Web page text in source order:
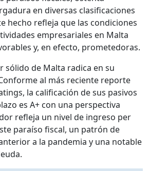
en diversas clasificaciones
hecho refleja que las condiciones
empresariales en Malta
y, en efecto, prometedoras.
sólido de Malta radica en su
al más reciente reporte
la calificación de sus pasivos
es A+ con una perspectiva
refleja un nivel de ingreso per
paraíso fiscal, un patrón de
a la pandemia y una notable